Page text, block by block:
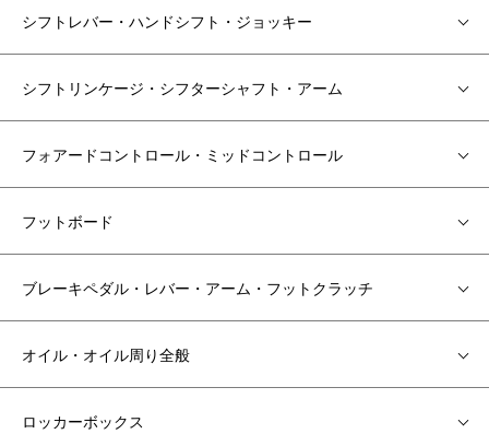
シフトレバー・ハンドシフト・ジョッキー
シフトリンケージ・シフターシャフト・アーム
フォアードコントロール・ミッドコントロール
フットボード
ブレーキペダル・レバー・アーム・フットクラッチ
オイル・オイル周り全般
ロッカーボックス